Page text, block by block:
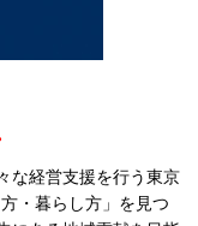
な経営支援を行う東京
・暮らし方」を見つ